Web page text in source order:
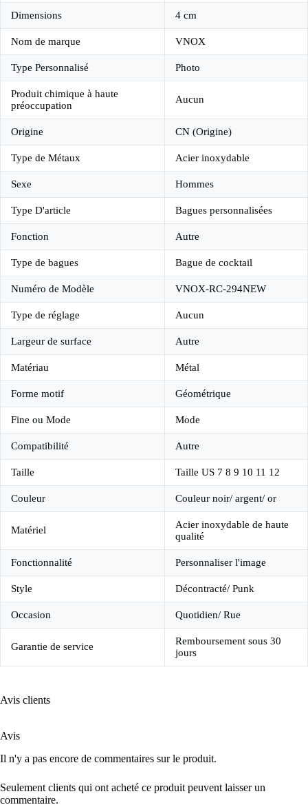
Dimensions 4 cm
Nom de marque VNOX
Type Personnalisé Photo
Produit chimique à haute
préoccupation
Aucun
Origine CN (Origine)
Type de Métaux Acier inoxydable
Sexe Hommes
Type D'article Bagues personnalisées
Fonction Autre
Type de bagues Bague de cocktail
Numéro de Modèle VNOX-RC-294NEW
Type de réglage Aucun
Largeur de surface Autre
Matériau Métal
Forme motif Géométrique
Fine ou Mode Mode
Compatibilité Autre
Taille Taille US 7 8 9 10 11 12
Couleur Couleur noir/ argent/ or
Matériel
Acier inoxydable de haute
qualité
Fonctionnalité Personnaliser l'image
Style Décontracté/ Punk
Occasion Quotidien/ Rue
Garantie de service
Remboursement sous 30
jours
Avis clients
Avis
Il n'y a pas encore de commentaires sur le produit.
Seulement clients qui ont acheté ce produit peuvent laisser un
commentaire.